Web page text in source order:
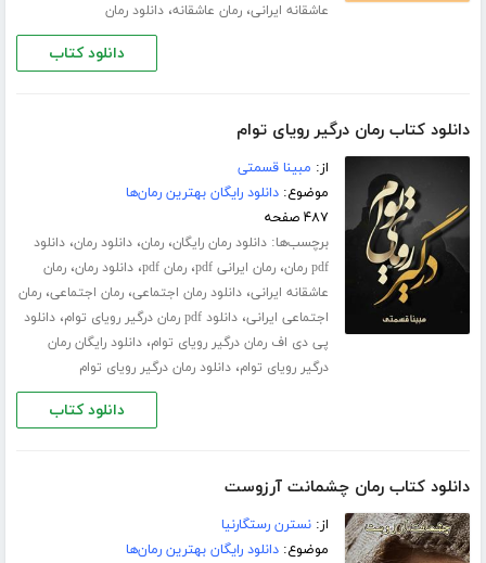
عاشقانه ایرانی،رمان عاشقانه،دانلود رمان
دانلود کتاب
دانلود کتاب رمان درگیر رویای توام
از: مبینا قسمتی
موضوع:دانلود رایگان بهترین رمان‌ها
۴۸۷ صفحه
برچسب‌ها:دانلود رمان رایگان،رمان،دانلود رمان،دانلود
pdf رمان
،رمان ایرانی pdf ،رمان pdf ،دانلود رمان،رمان
عاشقانه ایرانی،دانلود رمان اجتماعی،رمان اجتماعی،رمان
اجتماعی ایرانی،دانلود pdf رمان درگیر رویای توام ،دانلود
پی دی اف رمان درگیر رویای توام،دانلود رایگان رمان
درگیر رویای توام،دانلود رمان درگیر رویای توام
دانلود کتاب
دانلود کتاب رمان چشمانت آرزوست
از:نسترن رستگارنیا
موضوع:دانلود رایگان بهترین رمان‌ها